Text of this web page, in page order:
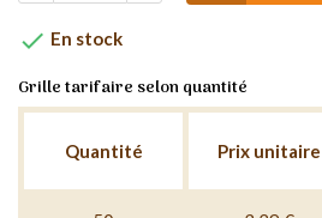
 En stock
Grille tarifaire selon quantité
Quantité Prix unitaire